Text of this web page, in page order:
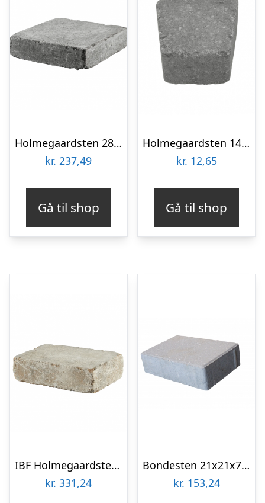
Holmegaardsten 28x28x7 cm – Kvadrat stor – Gråmix
kr. 237,49
Gå til shop
Holmegaardsten 14×13/9×5,5 cm – Cirkelsten lille – Sort/Antracit
kr. 12,65
Gå til shop
IBF Holmegaardsten 14x21x5 cm Gyldenmix
kr. 331,24
Bondesten 21x21x7 cm Grå Makro
kr. 153,24